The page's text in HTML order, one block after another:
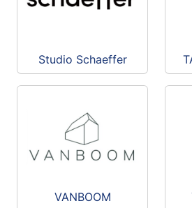
Studio Schaeffer
VANBOOM